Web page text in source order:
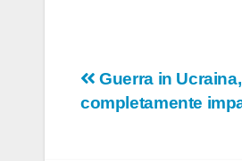
articoli
Guerra in
completamente